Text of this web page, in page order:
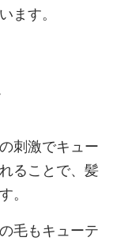
ます。
刺激でキュー
ることで、髪
。
毛もキューテ